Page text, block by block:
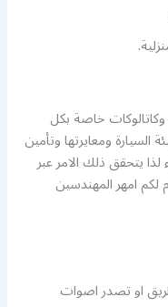
خاصة بكل
السيارة ومعايرتها وتأمين
يتحقق ذلك الامر عبر
امهر المهندسين
او تصدر اصوات